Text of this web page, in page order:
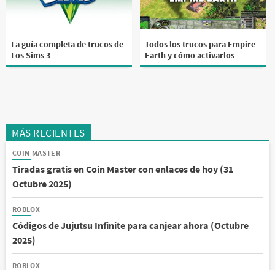
La guía completa de trucos de
Los Sims 3
Todos los trucos para Empire
Earth y cómo activarlos
MÁS RECIENTES
COIN MASTER
Tiradas gratis en Coin Master con enlaces de hoy (31
Octubre 2025)
ROBLOX
Códigos de Jujutsu Infinite para canjear ahora (Octubre
2025)
ROBLOX